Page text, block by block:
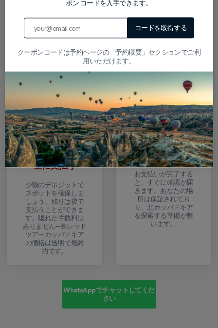
すべてのレッドツア
ー カッパドキア オプ
日程で利用可能で
す。更新されたカレ
日を選択し、すぐに
空き状況をご確認く
ださい。
記入してくださ
い
オンラインフォーム
入してください。そ
アレッドツアーの旅
程は、ツアーの説明
で明確に説明されて
いるので、何を期待
するかを正確に知る
ことができます。
デポジットを安
全に支払う
少額のデポジットで
スポットを確保しま
しょう。残りは後で
支払うことができま
す。隠れた手数料は
ありません—各レッド
ツアーカッパドキア
の価格は透明で最終
的です。
即時確認を取得
お支払いが完了する
と、すぐに確認が届
きます。あなたの場
所は保証されてお
り、北カッパドキア
を探索する準備が整
います。
WhatsAppでチャットしてくだ
さい
ポン コードを入手できます。
コードを取得する
クーポンコードは予約ページの「予約概要」セクションでご利
用いただけます。